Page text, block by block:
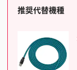
推奨代替機種